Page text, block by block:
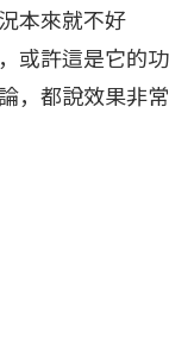
本來就不好
或許這是它的功
，都說效果非